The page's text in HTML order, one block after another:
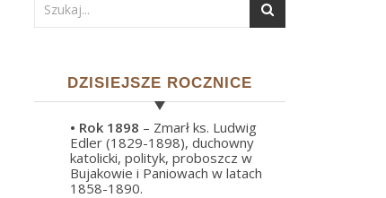
DZISIEJSZE ROCZNICE
• Rok 1898 – Zmarł ks. Ludwig
Edler (1829-1898), duchowny
katolicki, polityk, proboszcz w
Bujakowie i Paniowach w latach
1858-1890.